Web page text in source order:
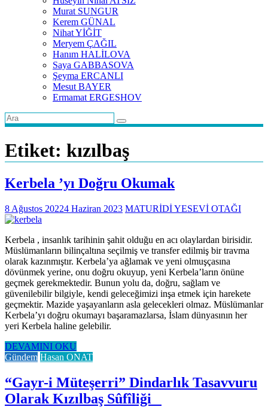
Murat SUNGUR
Kerem GÜNAL
Nihat YİĞİT
Meryem ÇAĞIL
Hanım HALİLOVA
Saya GABBASOVA
Şeyma ERCANLI
Mesut BAYER
Ermamat ERGESHOV
Etiket: kızılbaş
Kerbela ’yı Doğru Okumak
8 Ağustos 20224 Haziran 2023 MATURİDİ YESEVİ OTAĞI
Kerbela , insanlık tarihinin şahit olduğu en acı olaylardan birisidir.
Müslümanların bilinçaltına seçilmiş ve transfer edilmiş bir travma
olarak kazınmıştır. Kerbela’ya ağlamak ve yeni olmuşçasına
dövünmek yerine, onu doğru okuyup, yeni Kerbela’ların önüne
geçmek gerekmektedir. Bunun yolu da, doğru, sağlam ve
güvenilebilir bilgiyle, kendi geleceğimizi inşa etmek için harekete
geçmektir. Mazide yaşayanların asla gelecekleri olmaz. Müslümanlar
Kerbela’yı doğru okumayı başaramazlarsa, İslam dünyasının her
yeri Kerbela haline gelebilir.
DEVAMINI OKU
Gündem Hasan ONAT
“Gayr-i Müteşerri” Dindarlık Tasavvuru
Olarak Kızılbaş Sûfîliği